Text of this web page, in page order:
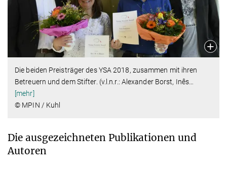
Die beiden Preisträger des YSA 2018, zusammen mit ihren
Betreuern und dem Stifter. (v.l.n.r.: Alexander Borst, Inês…
[mehr]
© MPIN / Kuhl
Die ausgezeichneten Publikationen und
Autoren